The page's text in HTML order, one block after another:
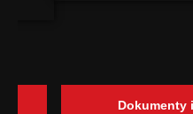
Dokumenty